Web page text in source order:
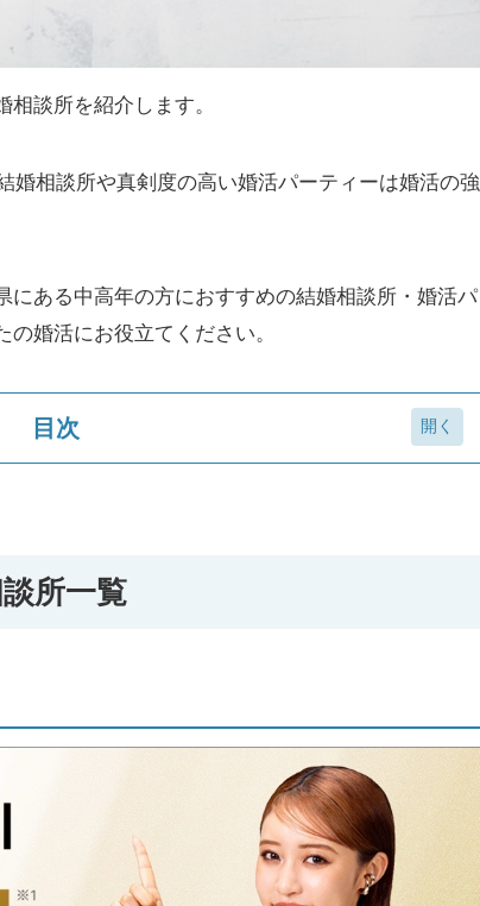
談所を紹介します。
婚相談所や真剣度の高い婚活パーティーは婚活の強
にある中高年の方におすすめの結婚相談所・婚活パ
婚活にお役立てください。
目次
所一覧